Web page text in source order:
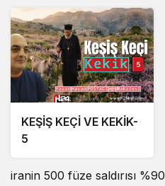
KEŞİŞ KEÇİ VE KEKİK-
5
iranin 500 füze saldırısı